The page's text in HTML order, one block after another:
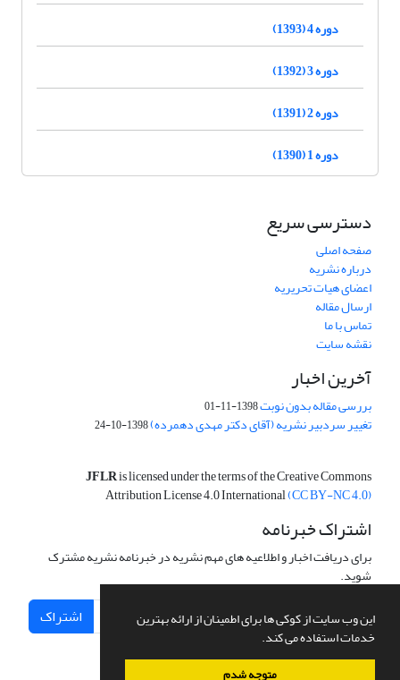
این وب سایت از کوکی ها برای اطمینان از ارائه بهترین
خدمات استفاده می کند.
متوجه شدم
دوره 4 (1393)
دوره 3 (1392)
دوره 2 (1391)
دوره 1 (1390)
دسترسی سریع
صفحه اصلی
درباره نشریه
اعضای هیات تحریریه
ارسال مقاله
تماس با ما
نقشه سایت
آخرین اخبار
بررسی مقاله بدون نوبت1398-11-01
تغییر سردبیر نشریه (آقای دکتر مهدی دهمرده)1398-10-24
JFLRis licensed under the terms of the Creative Commons
Attribution License 4.0 International(CC BY-NC 4.0)
اشتراک خبرنامه
برای دریافت اخبار و اطلاعیه های مهم نشریه در خبرنامه نشریه مشترک
شوید.
اشتراک